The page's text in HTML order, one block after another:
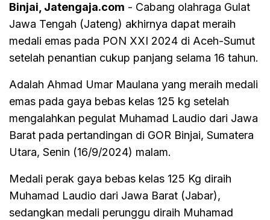
Binjai, Jatengaja.com - Cabang olahraga Gulat
Jawa Tengah (Jateng) akhirnya dapat meraih
medali emas pada PON XXI 2024 di Aceh-Sumut
setelah penantian cukup panjang selama 16 tahun.
Adalah Ahmad Umar Maulana yang meraih medali
emas pada gaya bebas kelas 125 kg setelah
mengalahkan pegulat Muhamad Laudio dari Jawa
Barat pada pertandingan di GOR Binjai, Sumatera
Utara, Senin (16/9/2024) malam.
Medali perak gaya bebas kelas 125 Kg diraih
Muhamad Laudio dari Jawa Barat (Jabar),
sedangkan medali perunggu diraih Muhamad